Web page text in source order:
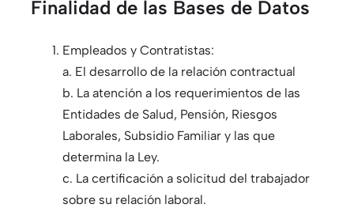
Finalidad de las Bases de Datos
Empleados y Contratistas:
a. El desarrollo de la relación contractual
b. La atención a los requerimientos de las
Entidades de Salud, Pensión, Riesgos
Laborales, Subsidio Familiar y las que
determina la Ley.
c. La certificación a solicitud del trabajador
sobre su relación laboral.